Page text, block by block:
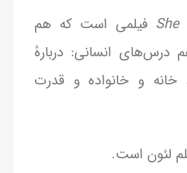
She فیلمی است که هم
درس‌های انسانی: دربارهٔ
و خانواده و قدرت
لئون است.